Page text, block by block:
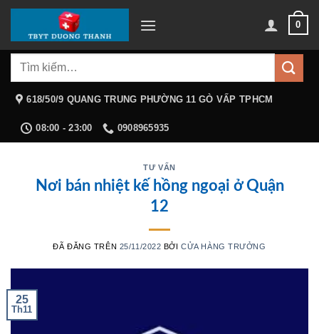
Chuyển
nội
dung
0
Tìm
618/50/9 QUANG TRUNG PHƯỜNG 11 GÒ VẤP TPHCM
08:00 - 23:00 0908965935
TƯ VẤN
Nơi bán nhiệt kế hồng ngoại ở Quận
12
ĐÃ ĐĂNG TRÊN 25/11/2022 BỞICỬA HÀNG TRƯỞNG
25
Th11